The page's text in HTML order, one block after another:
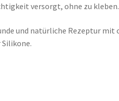
versorgt, ohne zu kleben.
und natürliche Rezeptur
Silikone.